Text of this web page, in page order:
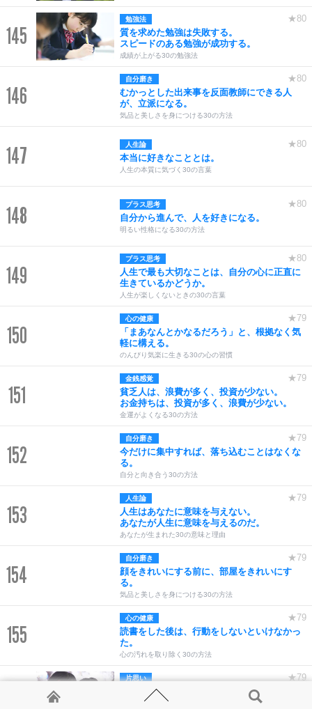
145
勉強法
★80
質を求めた勉強は失敗する。
スピードのある勉強が成功する。
成績が上がる30の勉強法
146
自分磨き
★80
むかっとした出来事を反面教師にできる人
が、立派になる。
気品と美しさを身につける30の方法
147 人生論
★80
本当に好きなこととは。
人生の本質に気づく30の言葉
148 プラス思考
★80
自分から進んで、人を好きになる。
明るい性格になる30の方法
149
プラス思考
★80
人生で最も大切なことは、自分の心に正直に
生きているかどうか。
人生が楽しくないときの30の言葉
150
心の健康
★79
「まあなんとかなるだろう」と、根拠なく気
軽に構える。
のんびり気楽に生きる30の心の習慣
151
金銭感覚
★79
貧乏人は、浪費が多く、投資が少ない。
お金持ちは、投資が多く、浪費が少ない。
金運がよくなる30の方法
152
自分磨き
★79
今だけに集中すれば、落ち込むことはなくな
る。
自分と向き合う30の方法
153
人生論
★79
人生はあなたに意味を与えない。
あなたが人生に意味を与えるのだ。
あなたが生まれた30の意味と理由
154
自分磨き
★79
顔をきれいにする前に、部屋をきれいにす
る。
気品と美しさを身につける30の方法
155
心の健康
★79
読書をした後は、行動をしないといけなかっ
た。
心の汚れを取り除く30の方法
片思い
★79
本来、両思いとは、自然とそうなっていくも